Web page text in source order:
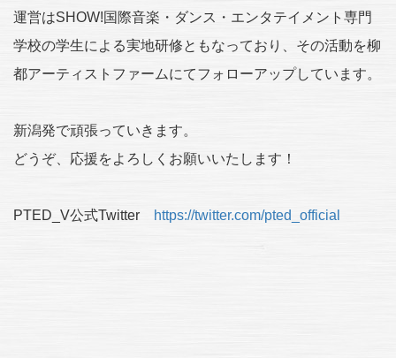
運営はSHOW!国際音楽・ダンス・エンタテイメント専門
学校の学生による実地研修ともなっており、その活動を柳
都アーティストファームにてフォローアップしています。
新潟発で頑張っていきます。
どうぞ、応援をよろしくお願いいたします！
PTED_V公式Twitter https://twitter.com/pted_official